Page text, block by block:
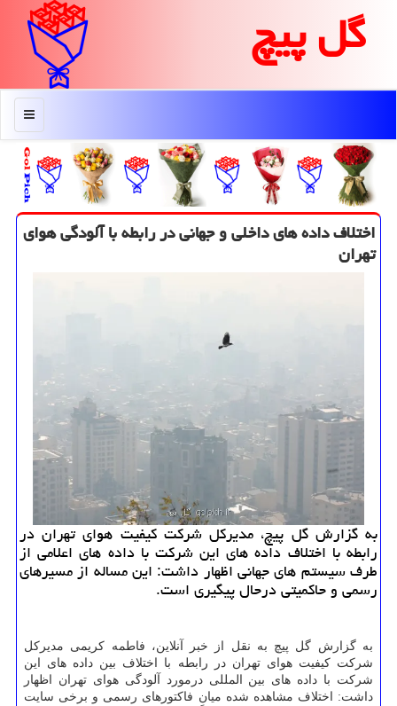
گل پیچ
منو
اختلاف داده های داخلی و جهانی در رابطه با آلودگی هوای
تهران
به گزارش گل پیچ، مدیرکل شرکت کیفیت هوای تهران در
رابطه با اختلاف داده های این شرکت با داده های اعلامی از
طرف سیستم های جهانی اظهار داشت: این مساله از مسیرهای
رسمی و حاکمیتی درحال پیگیری است.
به گزارش گل پیچ به نقل از خبر آنلاین، فاطمه کریمی مدیرکل
شرکت کیفیت هوای تهران در رابطه با اختلاف بین داده های این
شرکت با داده های بین المللی درمورد آلودگی هوای تهران اظهار
داشت: اختلاف مشاهده شده میان فاکتورهای رسمی و برخی سایت